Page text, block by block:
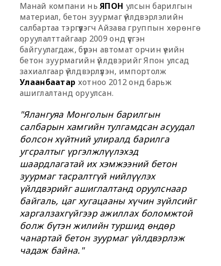
Манай компани ньЯПОН улсын барилгын
материал, бетон зуурмаг үйлдвэрлэлийн
салбартаа тэргүүлэгч Айзава группын хөрөнгө
оруулалттайгаар 2009 онд үүсгэн
байгуулагдаж, бүрэн автомат орчин үеийн
бетон зуурмагийн үйлдвэрийг Япон улсад
захиалгаар үйлдвэрлүүлэн, импортолж
Улаанбаатар хотноо 2012 онд барьж
ашиглалтанд оруулсан.
"Ялангуяа Монголын барилгын
салбарын хамгийн тулгамдсан асуудал
болсон хүйтний улиралд барилга
угсралтыг үргэлжлүүлэхэд
шаардлагатай их хэмжээний бетон
зуурмаг тасралтгүй нийлүүлэх
үйлдвэрийг ашиглалтанд оруулснаар
байгаль, цаг хугацааны хүчин зүйлсийг
харгалзахгүйгээр ажиллах боломжтой
болж бүтэн жилийн туршид өндөр
чанартай бетон зуурмаг үйлдвэрлэж
чадаж байна."